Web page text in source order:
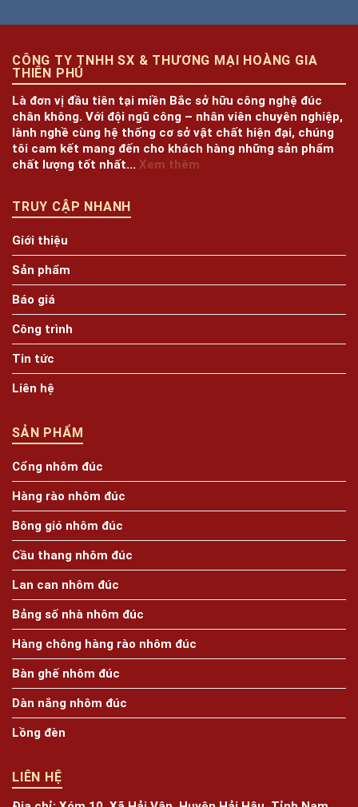
CÔNG TY TNHH SX & THƯƠNG MẠI HOÀNG GIA
THIÊN PHÚ
Là đơn vị đầu tiên tại miền Bắc sở hữu công nghệ đúc
chân không. Với đội ngũ công – nhân viên chuyên nghiệp,
lành nghề cùng hệ thống cơ sở vật chất hiện đại, chúng
tôi cam kết mang đến cho khách hàng những sản phẩm
chất lượng tốt nhất... Xem thêm
TRUY CẬP NHANH
Giới thiệu
Sản phẩm
Báo giá
Công trình
Tin tức
Liên hệ
SẢN PHẨM
Cổng nhôm đúc
Hàng rào nhôm đúc
Bông gió nhôm đúc
Cầu thang nhôm đúc
Lan can nhôm đúc
Bảng số nhà nhôm đúc
Hàng chông hàng rào nhôm đúc
Bàn ghế nhôm đúc
Dàn nắng nhôm đúc
Lồng đèn
LIÊN HỆ